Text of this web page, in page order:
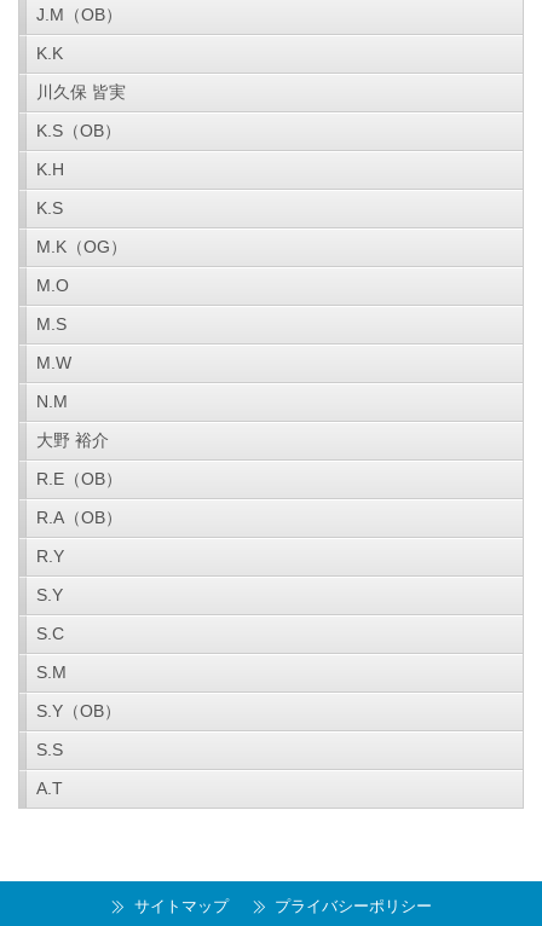
J.M（OB）
K.K
川久保 皆実
K.S（OB）
K.H
K.S
M.K（OG）
M.O
M.S
M.W
N.M
大野 裕介
R.E（OB）
R.A（OB）
R.Y
S.Y
S.C
S.M
S.Y（OB）
S.S
A.T
サイトマップ プライバシーポリシー